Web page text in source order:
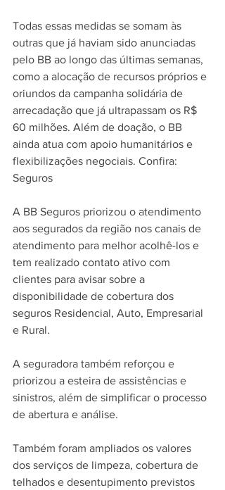
Todas essas medidas se somam às
outras que já haviam sido anunciadas
pelo BB ao longo das últimas semanas,
como a alocação de recursos próprios e
oriundos da campanha solidária de
arrecadação que já ultrapassam os R$
60 milhões. Além de doação, o BB
ainda atua com apoio humanitários e
flexibilizações negociais. Confira:
Seguros
A BB Seguros priorizou o atendimento
aos segurados da região nos canais de
atendimento para melhor acolhê-los e
tem realizado contato ativo com
clientes para avisar sobre a
disponibilidade de cobertura dos
seguros Residencial, Auto, Empresarial
e Rural.
A seguradora também reforçou e
priorizou a esteira de assistências e
sinistros, além de simplificar o processo
de abertura e análise.
Também foram ampliados os valores
dos serviços de limpeza, cobertura de
telhados e desentupimento previstos